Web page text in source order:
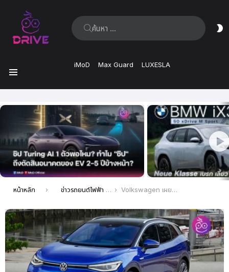
ค้นหา:
iMoD Max Guard LUXESLA
ล่าสุด
คุณอยู่ที่นี่:
หน้าหลัก ข่าวรถยนต์ไฟฟ้า EV ล่าสุด Volkswagen เผยยอดขายรถยนต์ไฟฟ้า 7 หมื่นคันทั่วโลก ในไตรมาสที่ 1 ปี 2023